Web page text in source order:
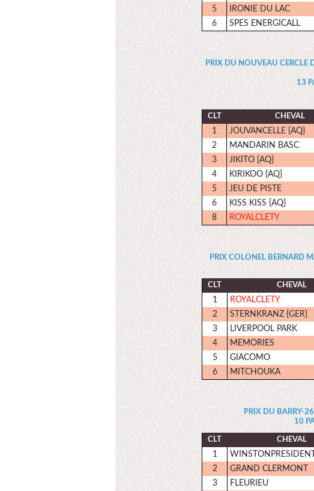
5
IRONIE DU LAC
6
SPES ENERGICALL
PRIX DU NOUVEAU
13
CLT CHEVAL
1 JOUVANCELLE {AQ}
2
MANDARIN BASC
3
JIKITO {AQ}
4
KIRIKOO {AQ}
5
JEU DE PISTE
6
KISS KISS {AQ}
8
ROYALCLETY
PRIX COLONEL BERNARD
CLT CHEVAL
1 ROYALCLETY
2
STERNKRANZ {GER}
3
LIVERPOOL PARK
4
MEMORIES
5
GIACOMO
6
MITCHOUKA
PRIX DU BARRY-
10
CLT CHEVAL
1
2
GRAND CLERMONT
3
FLEURIEU